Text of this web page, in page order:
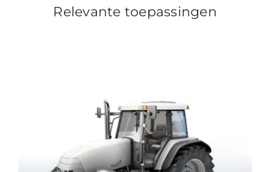
Relevante toepassingen